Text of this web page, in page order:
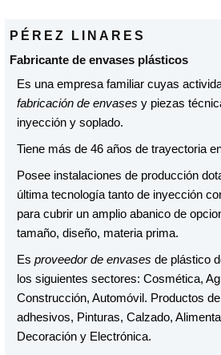
PÉREZ LINARES
Fabricante de envases plásticos
Es una empresa familiar cuyas
fabricación de envases y piezas
inyección y soplado.
Tiene más de 46 años de trayectoria
Posee instalaciones de producción
última tecnología tanto de inyección
para cubrir un amplio abanico de
tamaño, diseño, materia prima.
Es proveedor de envases de plástico
los siguientes sectores: Cosmética,
Construcción, Automóvil. Productos
adhesivos, Pinturas, Calzado,
Decoración y Electrónica.